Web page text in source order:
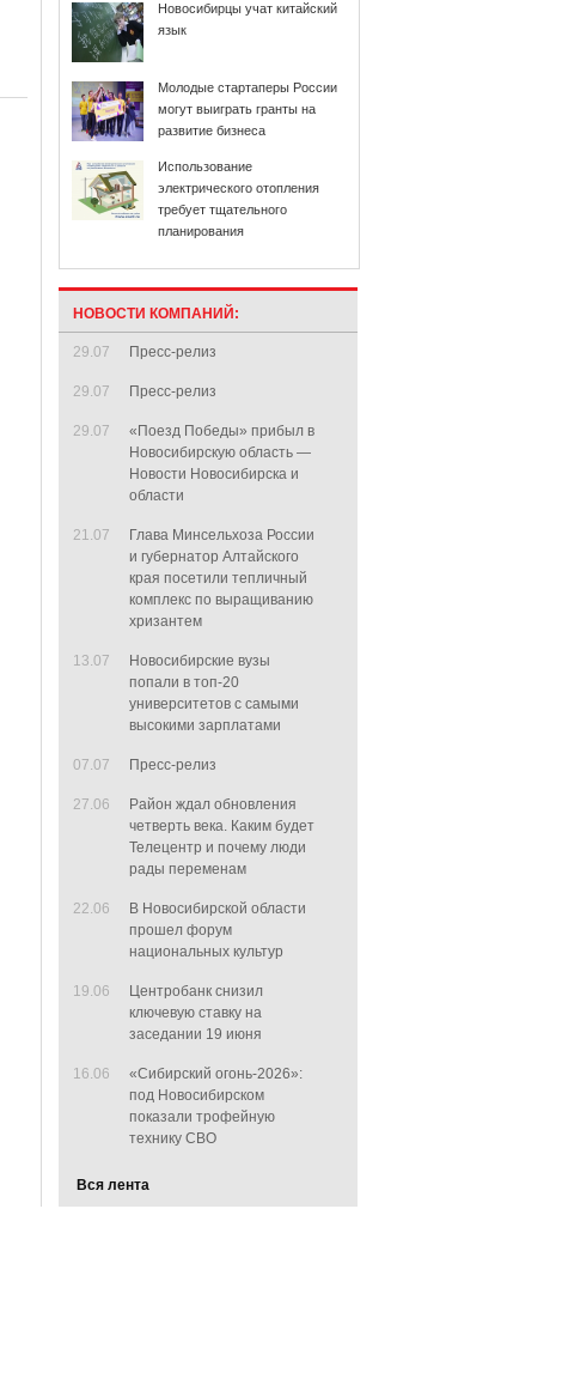
Новосибирцы учат китайский
язык
Молодые стартаперы России
могут выиграть гранты на
развитие бизнеса
Использование
электрического отопления
требует тщательного
планирования
НОВОСТИ КОМПАНИЙ:
29.07 Пресс-релиз
29.07 Пресс-релиз
29.07
«Поезд Победы» прибыл в
Новосибирскую область —
Новости Новосибирска и
области
21.07
Глава Минсельхоза России
и губернатор Алтайского
края посетили тепличный
комплекс по выращиванию
хризантем
13.07
Новосибирские вузы
попали в топ-20
университетов с самыми
высокими зарплатами
07.07 Пресс-релиз
27.06
Район ждал обновления
четверть века. Каким будет
Телецентр и почему люди
рады переменам
22.06
В Новосибирской области
прошел форум
национальных культур
19.06
Центробанк снизил
ключевую ставку на
заседании 19 июня
16.06
«Сибирский огонь-2026»:
под Новосибирском
показали трофейную
технику СВО
Вся лента